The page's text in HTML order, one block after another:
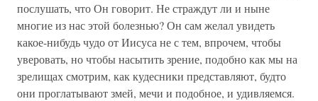
послушать, что Он говорит. Не страждут ли и ныне
многие из нас этой болезнью? Он сам желал увидеть
какое-нибудь чудо от Иисуса не с тем, впрочем, чтобы
уверовать, но чтобы насытить зрение, подобно как мы на
зрелищах смотрим, как кудесники представляют, будто
они проглатывают змей, мечи и подобное, и удивляемся.